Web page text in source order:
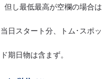
但し最低最高が空欄の場合は
日スタート分、トム･スポッ
期日物は含まず。